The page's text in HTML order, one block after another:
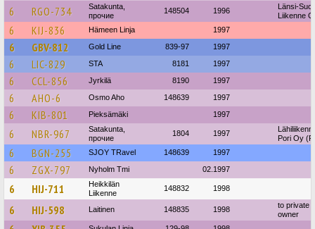
6 RGO-734
Satakunta,
прочие
148504 1996
Länsi-
Liikenne
6 KIJ-836 Hämeen Linja 1997
6 GBV-812 Gold Line 839-97 1997
6 LIC-829 STA 8181 1997
6 CCL-856 Jyrkilä 8190 1997
6 AHO-6 Osmo Aho 148639 1997
6 KIB-801 Pieksämäki 1997
6 NBR-967
Satakunta,
прочие
1804 1997
Pori Oy
6 BGN-255 SJOY TRavel 148639 1997
6 ZGX-797 Nyholm Tmi 02.1997
6 HIJ-711
Heikkilän
Liikenne
148832 1998
6 HIJ-598 Laitinen 148835 1998
to private
owner